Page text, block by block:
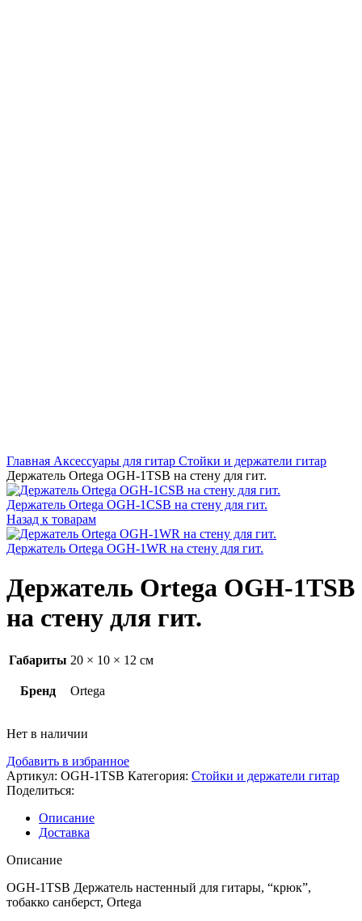
Главная Аксессуары для гитар Стойки и держатели гитар
Держатель Ortega OGH-1TSB на стену для гит.
Держатель Ortega OGH-1CSB на стену для гит.
Назад к товарам
Держатель Ortega OGH-1WR на стену для гит.
Держатель Ortega OGH-1TSB
на стену для гит.
Габариты 20 × 10 × 12 см
Бренд Ortega
Нет в наличии
Добавить в избранное
Артикул: OGH-1TSB Категория: Стойки и держатели гитар
Поделиться:
Описание
Доставка
Описание
OGH-1TSB Держатель настенный для гитары, “крюк”,
тобакко санберст, Ortega